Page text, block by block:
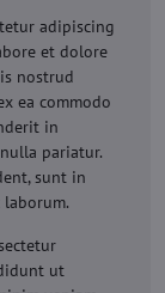
adipiscing
et dolore
nostrud
ea commodo
in
pariatur.
sunt in
ut